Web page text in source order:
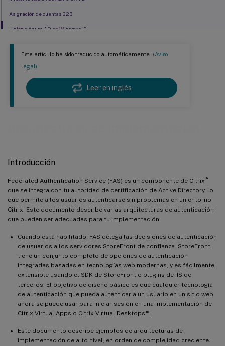
Este artículo ha sido traducido automáticamente. (Aviso
legal)
Leer en inglés
Introducción
Federated Authentication Service (FAS) es un componente de Citrix ®
que se integra con tu autoridad de certificación de Active Directory, lo
que permite a los usuarios autenticarse sin problemas en un entorno
Citrix. Este documento describe varias arquitecturas de autenticación
que pueden ser adecuadas para tu implementación.
Cuando está habilitado, FAS delega las decisiones de autenticación
de usuarios a los servidores StoreFront de confianza. StoreFront
tiene un conjunto completo de opciones de autenticación
integradas basadas en tecnologías web modernas, y es fácilmente
extensible usando el SDK de StoreFront o plugins de IIS de
terceros. El objetivo de diseño básico es que cualquier tecnología
de autenticación que pueda autenticar a un usuario en un sitio web
ahora se puede usar para iniciar sesión en una implementación de
Citrix Virtual Apps o Citrix Virtual Desktops ™.
Este documento describe ejemplos de arquitecturas de
implementación de alto nivel, en orden de complejidad creciente.
Asignación de cuentas B2B
Unión a Azure AD en Windows 10